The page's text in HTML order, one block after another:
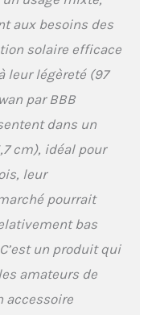
aux besoins des
solaire efficace
leur légèreté (97
par BBB
dans un
cm), idéal pour
leur
pourrait
bas
un produit qui
amateurs de
accessoire